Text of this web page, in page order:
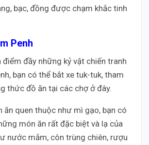
bạc, đồng được chạm khắc tinh
Penh
đầy những kỷ vật chiến tranh
bạn có thể bắt xe tuk-tuk, tham
thức đồ ăn tại các chợ ở đây.
ăn quen thuộc như mì gạo, bạn có
món ăn rất đặc biệt và lạ của
nước mắm, côn trùng chiên, rượu